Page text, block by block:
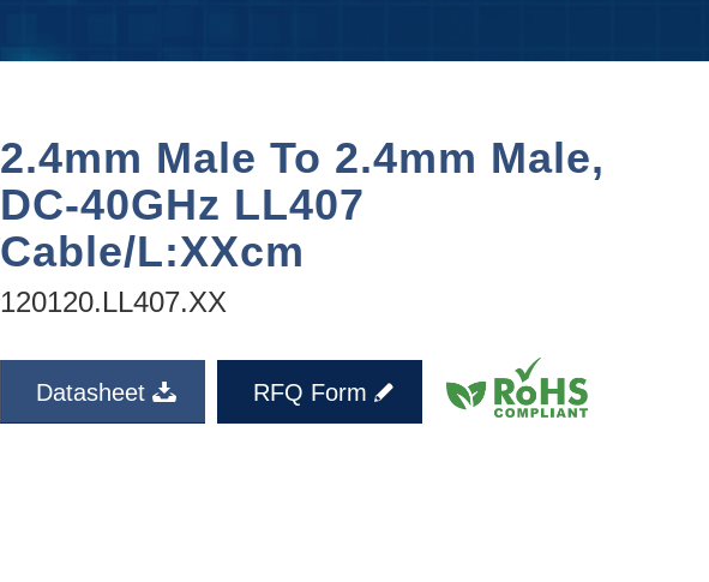
2.4mm Male To 2.4mm Male,
DC-40GHz LL407
Cable/L:XXcm
120120.LL407.XX
Datasheet RFQ Form